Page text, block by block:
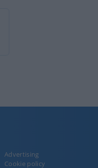
Advertising
Cookie policy